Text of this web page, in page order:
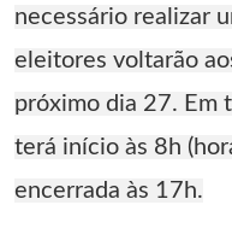
necessário realizar
eleitores voltarão
próximo dia 27. Em
terá início às 8h
encerrada às 17h.